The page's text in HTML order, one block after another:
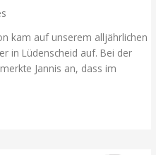
kam auf unserem alljährlichen
in Lüdenscheid auf. Bei der
Jannis an, dass im